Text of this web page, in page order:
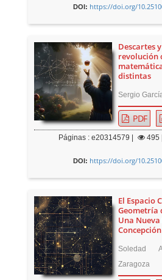
DOI: https://doi.org/
Descartes
revolución
distintas
Sergio
PDF
Páginas : e20314579 | 495
DOI: https://doi.org/
El Espacio
Geometría
Una Nueva
Soledad
Zaragoza